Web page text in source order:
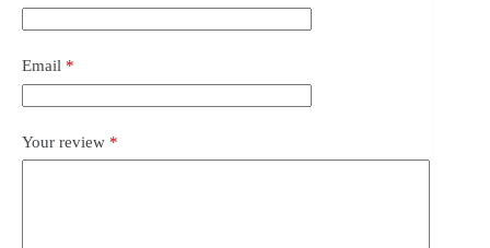
Email *
Your review *